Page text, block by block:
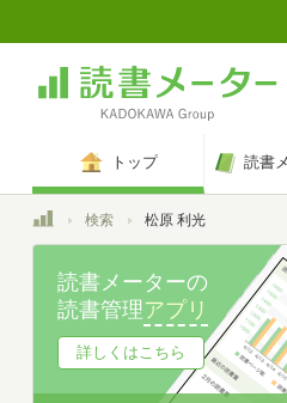
トップ 読書
トップ検索 松原 利光
読書メーターの
読書管理アプリ
詳しくはこちら